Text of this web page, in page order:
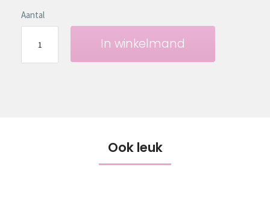
Aantal
In winkelmand
Ook leuk